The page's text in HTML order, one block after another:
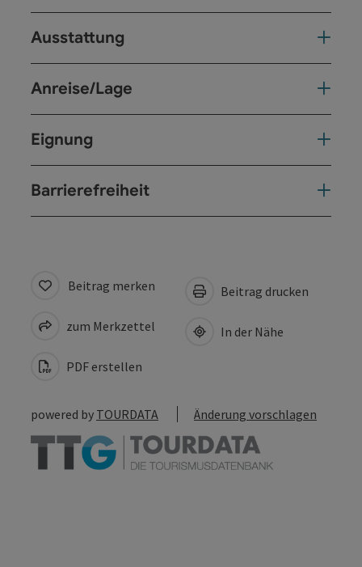
Ausstattung
Anreise/Lage
Eignung
Barrierefreiheit
Beitrag merken
zum Merkzettel
PDF erstellen
Beitrag drucken
In der Nähe
powered by TOURDATA Änderung vorschlagen